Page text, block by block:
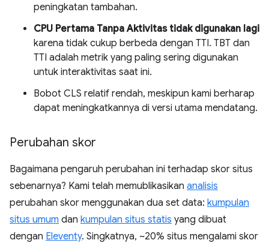
peningkatan tambahan.
CPU Pertama Tanpa Aktivitas tidak digunakan lagi
karena tidak cukup berbeda dengan TTI. TBT dan
TTI adalah metrik yang paling sering digunakan
untuk interaktivitas saat ini.
Bobot CLS relatif rendah, meskipun kami berharap
dapat meningkatkannya di versi utama mendatang.
Perubahan skor
Bagaimana pengaruh perubahan ini terhadap skor situs
sebenarnya? Kami telah memublikasikan analisis
perubahan skor menggunakan dua set data: kumpulan
situs umum dan kumpulan situs statis yang dibuat
dengan Eleventy. Singkatnya, ~20% situs mengalami skor